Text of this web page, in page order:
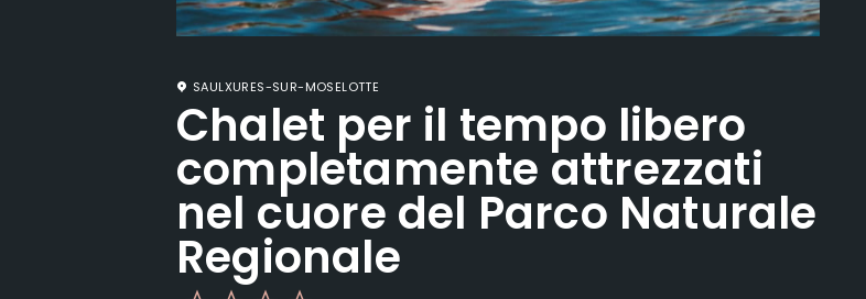
SAULXURES-SUR-MOSELOTTE
Chalet per il tempo libero
completamente attrezzati
nel cuore del Parco Naturale
Regionale